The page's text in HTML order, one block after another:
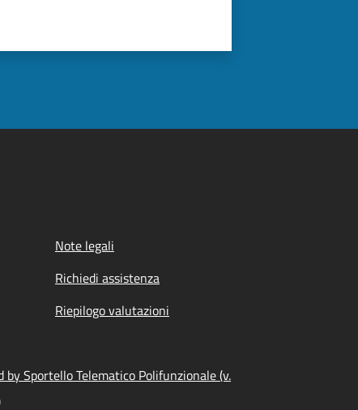
Note legali
Richiedi assistenza
Riepilogo valutazioni
by Sportello Telematico Polifunzionale (v.